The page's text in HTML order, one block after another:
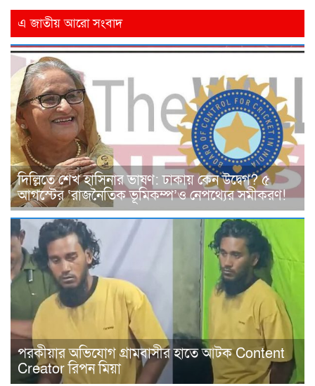
এ জাতীয় আরো সংবাদ
দিল্লিতে শেখ হাসিনার ভাষণ: ঢাকায় কেন উদ্বেগ? ৫
আগস্টের ‘রাজনৈতিক ভূমিকম্প’ও নেপথ্যের সমীকরণ!
পরকীয়ার অভিযোগ গ্রামবাসীর হাতে আটক Content
Creator রিপন মিয়া